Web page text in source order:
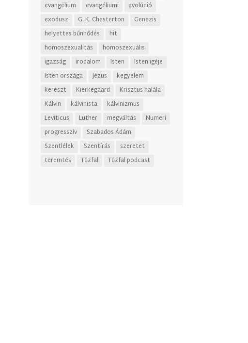
evangélium
evangéliumi
evolúció
exodusz
G. K. Chesterton
Genezis
helyettes bűnhődés
hit
homoszexualitás
homoszexuális
igazság
irodalom Isten
Isten igéje
Isten országa
Jézus
kegyelem
kereszt
Kierkegaard
Krisztus halála
Kálvin
kálvinista
kálvinizmus
Leviticus
Luther megváltás
Numeri
progresszív
Szabados Ádám
Szentlélek
Szentírás
szeretet
teremtés
Tűzfal Tűzfal podcast